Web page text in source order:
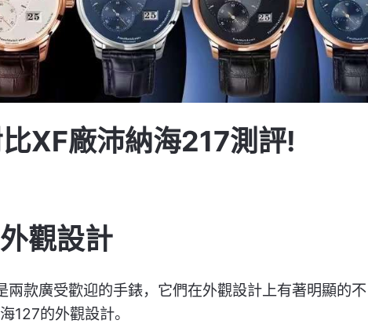
XF廠沛納海217測評!
觀設計
兩款廣受歡迎的手錶，它們在外觀設計上有著明顯的不
127的外觀設計。